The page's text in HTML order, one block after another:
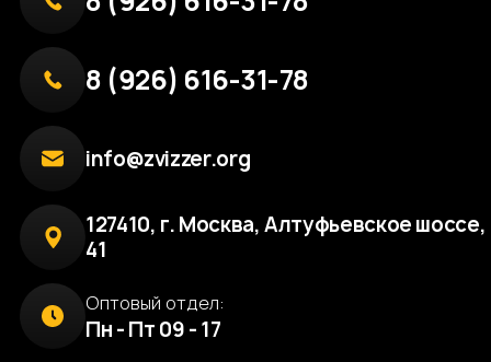
8 (926) 616-31-78
info@zvizzer.org
127410, г. Москва, Алтуфьевское шоссе,
41
Оптовый отдел:
Пн - Пт 09 - 17